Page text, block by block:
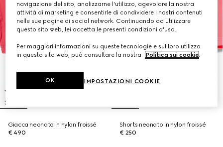
Giacca neonato in nylon froissé
€ 490
Shorts neonato in nylon froissé
€ 250
navigazione del sito, analizzarne l'utilizzo, agevolare la nostra
attività di marketing e consentirle di condividere i nostri contenuti
nelle sue pagine di social network. Continuando ad utilizzare
questo sito web, lei accetta le presenti condizioni d'uso.
Per maggiori informazioni su queste tecnologie e sul loro utilizzo
in questo sito web, può consultare la nostra
Politica sui cookie.
IMPOSTAZIONI COOKIE
OK